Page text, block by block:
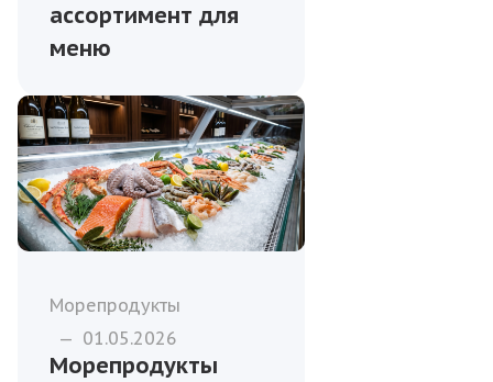
ассортимент для
меню
Морепродукты
— 01.05.2026
Морепродукты